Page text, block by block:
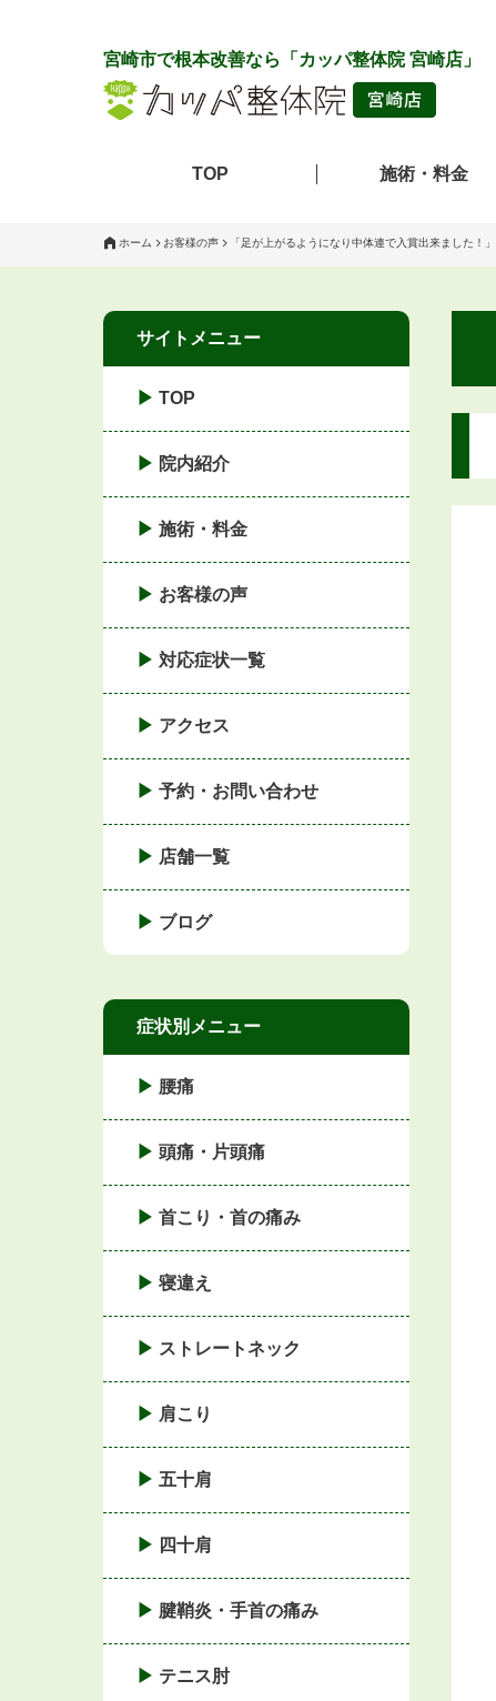
宮崎市で根本改善なら「カッパ整体院 宮崎店」
TOP 施術・料金
ホーム お客様の声 「足が上がるようになり中体連で入賞出来ました！」
サイトメニュー
TOP
院内紹介
施術・料金
お客様の声
対応症状一覧
アクセス
予約・お問い合わせ
店舗一覧
ブログ
症状別メニュー
腰痛
頭痛・片頭痛
首こり・首の痛み
寝違え
ストレートネック
肩こり
五十肩
四十肩
腱鞘炎・手首の痛み
テニス肘